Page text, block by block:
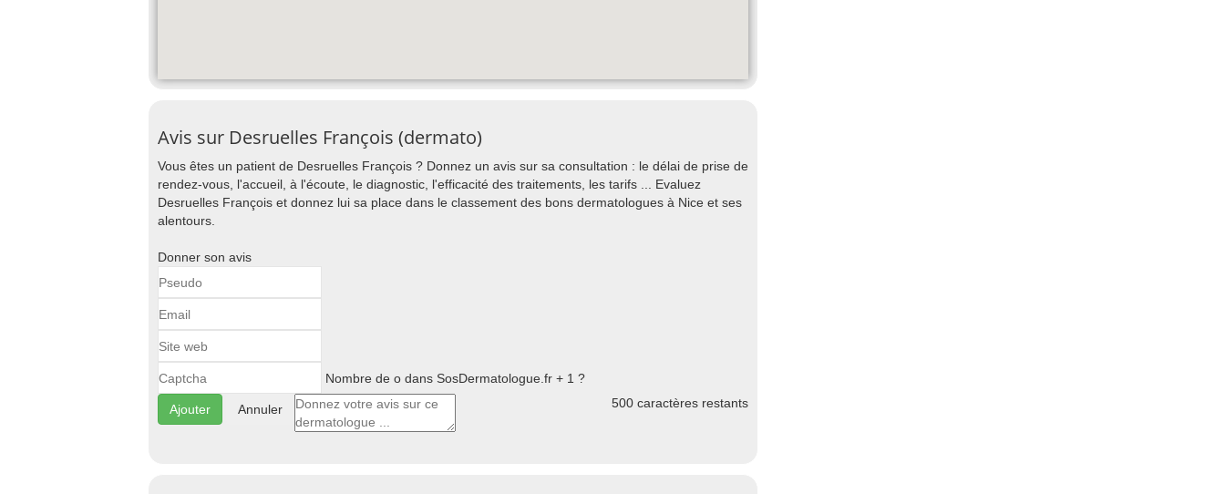
Avis sur Desruelles François (dermato)
Vous êtes un patient de Desruelles François ? Donnez un avis sur sa consultation : le délai de prise de
rendez-vous, l'accueil, à l'écoute, le diagnostic, l'efficacité des traitements, les tarifs ... Evaluez
Desruelles François et donnez lui sa place dans le classement des bons dermatologues à Nice et ses
alentours.
Donner son avis
Nombre de o dans SosDermatologue.fr + 1 ?
Annuler 500 caractères restants